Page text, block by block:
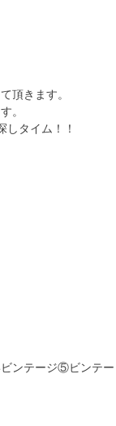
頂きます。
。
しタイム！！
ンテージ⑤ビンテー